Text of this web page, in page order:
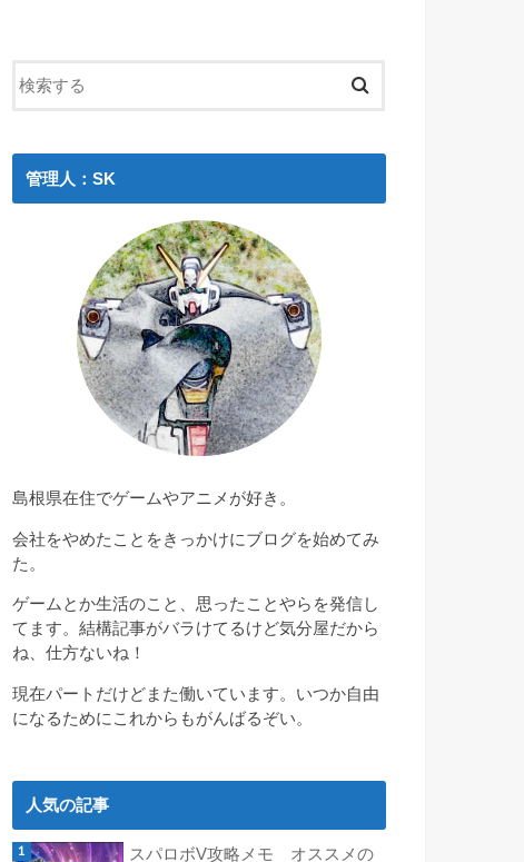
管理人：SK
島根県在住でゲームやアニメが好き。
会社をやめたことをきっかけにブログを始めてみ
た。
ゲームとか生活のこと、思ったことやらを発信し
てます。結構記事がバラけてるけど気分屋だから
ね、仕方ないね！
現在パートだけどまた働いています。いつか自由
になるためにこれからもがんばるぞい。
人気の記事
スパロボV攻略メモ オススメの